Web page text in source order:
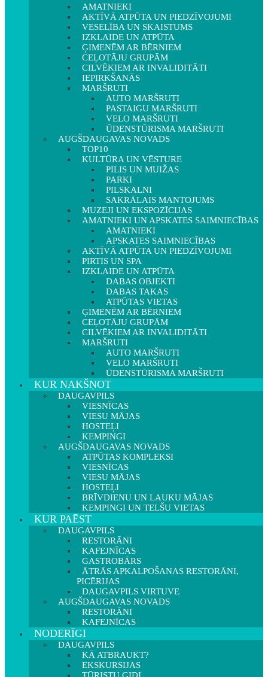
AMATNIEKI
AKTĪVĀ ATPŪTA UN PIEDZĪVOJUMI
VESELĪBA UN SKAISTUMS
IZKLAIDE UN ATPŪTA
ĢIMENĒM AR BĒRNIEM
CEĻOTĀJU GRUPĀM
CILVĒKIEM AR INVALIDITĀTI
IEPIRKŠANĀS
MARŠRUTI
AUTO MARŠRUTI
PASTAIGU MARŠRUTI
VELO MARŠRUTI
ŪDENSTŪRISMA MARŠRUTI
AUGŠDAUGAVAS NOVADS
TOP10
KULTŪRA UN VĒSTURE
PILIS UN MUIŽAS
PARKI
PILSKALNI
SAKRĀLAIS MANTOJUMS
MUZEJI UN EKSPOZĪCIJAS
AMATNIEKI UN APSKATES SAIMNIECĪBAS
AMATNIEKI
APSKATES SAIMNIECĪBAS
AKTĪVĀ ATPŪTA UN PIEDZĪVOJUMI
PIRTIS UN SPA
IZKLAIDE UN ATPŪTA
DABAS OBJEKTI
DABAS TAKAS
ATPŪTAS VIETAS
ĢIMENĒM AR BĒRNIEM
CEĻOTĀJU GRUPĀM
CILVĒKIEM AR INVALIDITĀTI
MARŠRUTI
AUTO MARŠRUTI
VELO MARŠRUTI
ŪDENSTŪRISMA MARŠRUTI
KUR NAKŠŅOT
DAUGAVPILS
VIESNĪCAS
VIESU MĀJAS
HOSTEĻI
KEMPINGI
AUGŠDAUGAVAS NOVADS
ATPŪTAS KOMPLEKSI
VIESNĪCAS
VIESU MĀJAS
HOSTEĻI
BRĪVDIENU UN LAUKU MĀJAS
KEMPINGI UN TELŠU VIETAS
KUR PAĒST
DAUGAVPILS
RESTORĀNI
KAFEJNĪCAS
GASTROBĀRS
ĀTRĀS APKALPOŠANAS RESTORĀNI,
PICĒRIJAS
DAUGAVPILS VIRTUVE
AUGŠDAUGAVAS NOVADS
RESTORĀNI
KAFEJNĪCAS
NODERĪGI
DAUGAVPILS
KĀ ATBRAUKT?
EKSKURSIJAS